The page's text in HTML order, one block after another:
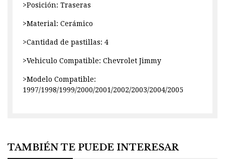
>Posición: Traseras
>Material: Cerámico
>Cantidad de pastillas: 4
>Vehiculo Compatible: Chevrolet Jimmy
>Modelo Compatible:
1997/1998/1999/2000/2001/2002/2003/2004/2005
TAMBIÉN TE PUEDE INTERESAR